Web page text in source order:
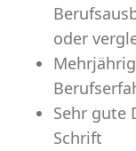
oder
Sehr gute
Schrift